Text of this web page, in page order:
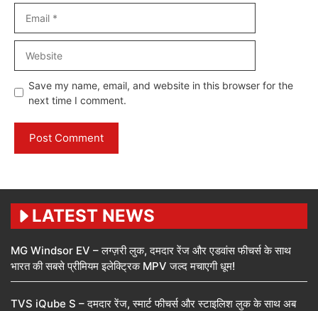
Save my name, email, and website in this browser for the
next time I comment.
LATEST NEWS
MG Windsor EV – लग्ज़री लुक, दमदार रेंज और एडवांस फीचर्स के साथ
भारत की सबसे प्रीमियम इलेक्ट्रिक MPV जल्द मचाएगी धूम!
TVS iQube S – दमदार रेंज, स्मार्ट फीचर्स और स्टाइलिश लुक के साथ अब